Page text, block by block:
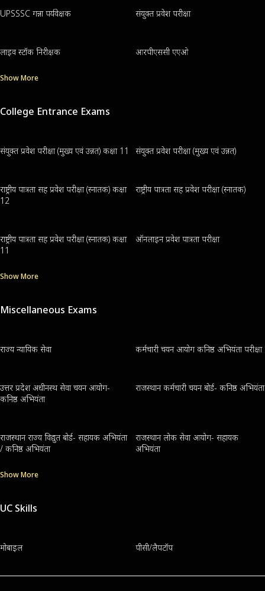
UPSSSC गन्ना पर्यवेक्षक संयुक्त प्रवेश परीक्षा
लाइव स्टॉक निरीक्षक आरपीएससी एएओ
Show More
College Entrance Exams
संयुक्त प्रवेश परीक्षा (मुख्य एवं उन्नत) कक्षा 11 संयुक्त प्रवेश परीक्षा (मुख्य एवं उन्नत)
राष्ट्रीय पात्रता सह प्रवेश परीक्षा (स्नातक) कक्षा
12
राष्ट्रीय पात्रता सह प्रवेश परीक्षा (स्नातक)
राष्ट्रीय पात्रता सह प्रवेश परीक्षा (स्नातक) कक्षा
11
ऑनलाइन प्रवेश पात्रता परीक्षा
Show More
Miscellaneous Exams
राज्य न्यायिक सेवा कर्मचारी चयन आयोग कनिष्ठ अभियंता परीक्षा
उत्तर प्रदेश अधीनस्थ सेवा चयन आयोग-
कनिष्ठ अभियंता
राजस्थान कर्मचारी चयन बोर्ड- कनिष्ठ अभियंता
राजस्थान राज्य विद्युत बोर्ड- सहायक अभियंता
/ कनिष्ठ अभियंता
राजस्थान लोक सेवा आयोग- सहायक
अभियंता
Show More
UC Skills
मोबाइल पीसी/लैपटॉप